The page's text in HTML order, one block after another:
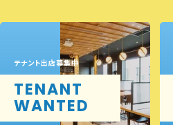
テナント出店募集中
TENANT
WANTED